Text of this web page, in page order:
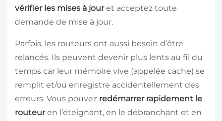
vérifier les mises à jouret acceptez toute
demande de mise à jour.
Parfois, les routeurs ont aussi besoin d’être
relancés. Ils peuvent devenir plus lents au fil du
temps car leur mémoire vive (appelée cache) se
remplit et/ou enregistre accidentellement des
erreurs. Vous pouvez redémarrer rapidement le
routeuren l’éteignant, en le débranchant et en